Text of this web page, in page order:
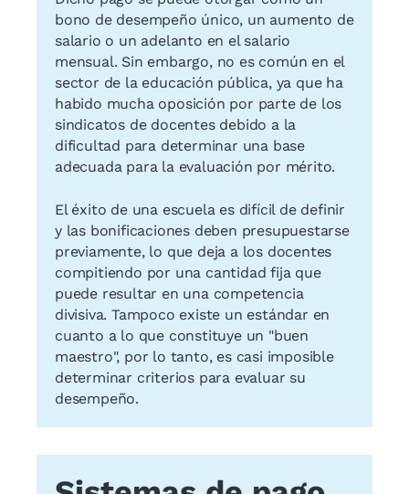
bono de desempeño único, un aumento de
salario o un adelanto en el salario
mensual. Sin embargo, no es común en el
sector de la educación pública, ya que ha
habido mucha oposición por parte de los
sindicatos de docentes debido a la
dificultad para determinar una base
adecuada para la evaluación por mérito.
El éxito de una escuela es difícil de definir
y las bonificaciones deben presupuestarse
previamente, lo que deja a los docentes
compitiendo por una cantidad fija que
puede resultar en una competencia
divisiva. Tampoco existe un estándar en
cuanto a lo que constituye un "buen
maestro", por lo tanto, es casi imposible
determinar criterios para evaluar su
desempeño.